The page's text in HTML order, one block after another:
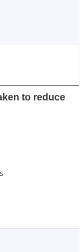
to reduce